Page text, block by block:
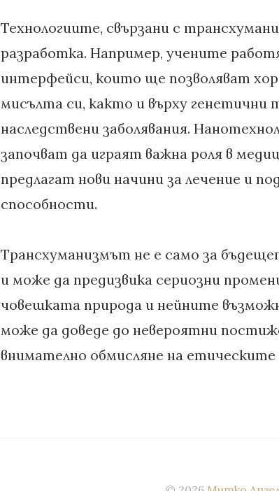
Технологиите, свързани с
разработка. Например, учените
интерфейси, които ще позволяват
мисълта си, както и върху генетични
наследствени заболявания.
започват да играят важна роля в
предлагат нови начини за лечение и
способности.
Трансхуманизмът не е само за
и може да предизвика сериозни
човешката природа и нейните
може да доведе до невероятни
внимателно обмисляне на етическите